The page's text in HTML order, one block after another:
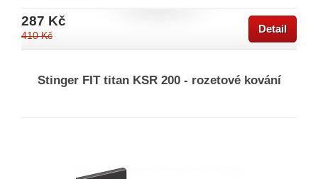
287 Kč
410 Kč
Detail
Stinger FIT titan KSR 200 - rozetové kování